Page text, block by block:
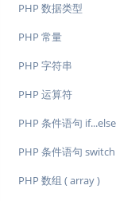
PHP 数据类型
PHP 常量
PHP 字符串
PHP 运算符
PHP 条件语句 if...else
PHP 条件语句 switch
PHP 数组 ( array )